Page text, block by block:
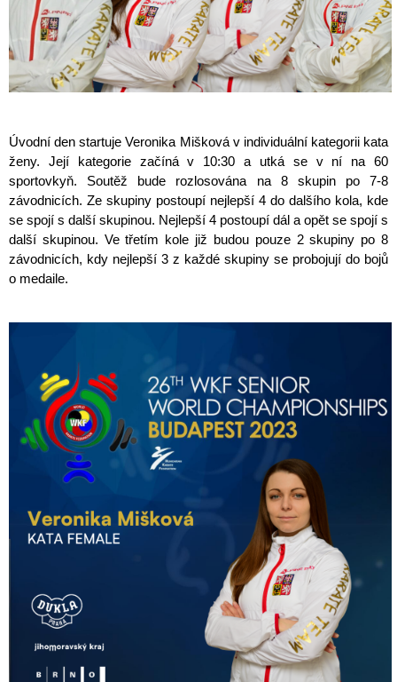
Úvodní den startuje Veronika Mišková v individuální kategorii kata
ženy. Její kategorie začíná v 10:30 a utká se v ní na 60
sportovkyň. Soutěž bude rozlosována na 8 skupin po 7-8
závodnicích. Ze skupiny postoupí nejlepší 4 do dalšího kola, kde
se spojí s další skupinou. Nejlepší 4 postoupí dál a opět se spojí s
další skupinou. Ve třetím kole již budou pouze 2 skupiny po 8
závodnicích, kdy nejlepší 3 z každé skupiny se probojují do bojů
o medaile.